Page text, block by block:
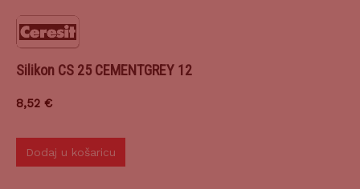
Silikon CS 25 CEMENTGREY 12
8,52 €
Dodaj u košaricu